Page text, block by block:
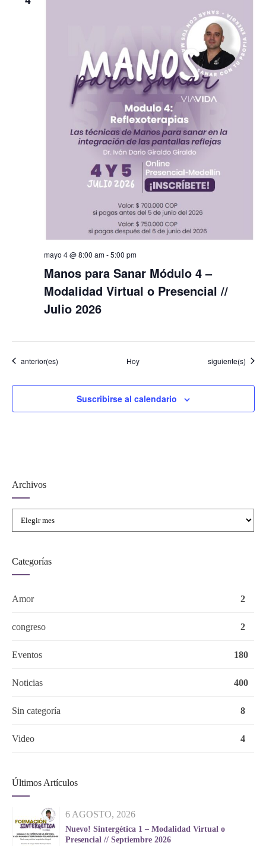
Manos para Sanar Módulo 4 –
Modalidad Virtual o Presencial //
Julio 2026
mayo 4 @ 8:00 am-5:00 pm
Eventos
anterior(es) Hoy Eventos
siguiente(s)
Suscribirse al calendario
Archivos
Categorías
Amor 2
congreso 2
Eventos 180
Noticias 400
Sin categoría 8
Video 4
Últimos Artículos
6 AGOSTO, 2026
Nuevo! Sintergética 1 – Modalidad Virtual o
Presencial // Septiembre 2026